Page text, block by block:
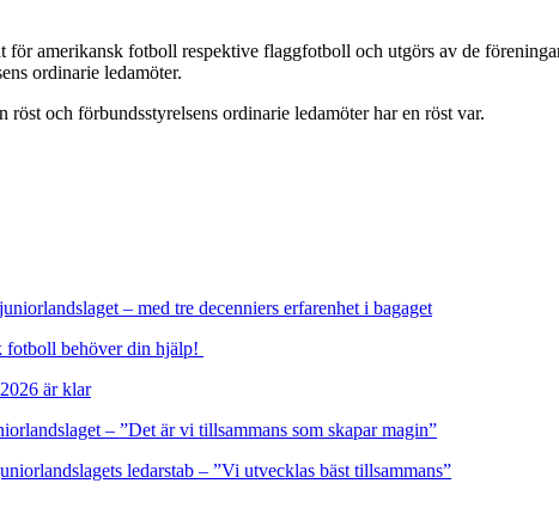
för amerikansk fotboll respektive flaggfotboll och utgörs av de
ordinarie ledamöter.
röst och förbundsstyrelsens ordinarie ledamöter har en röst var.
– med tre decenniers erfarenhet i bagaget
fotboll behöver din hjälp!
är klar
– ”Det är vi tillsammans som skapar magin”
ledarstab – ”Vi utvecklas bäst tillsammans”